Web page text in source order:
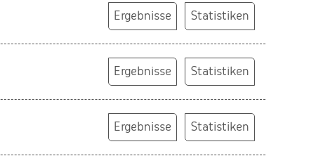
Ergebnisse Statistiken
Ergebnisse Statistiken
Ergebnisse Statistiken